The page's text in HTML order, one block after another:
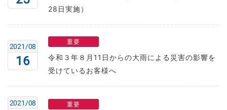
28日実施）
16
2021/08
重要
令和３年８月11日からの大雨による災害の影響を
受けているお客様へ
2021/08 重要